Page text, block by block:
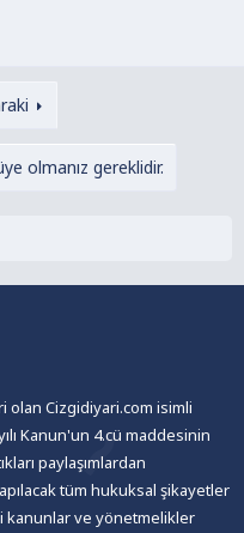
olmanız gereklidir.
olan Cizgidiyari.com isimli
Kanun'un 4.cü maddesinin
paylaşımlardan
tüm hukuksal şikayetler
kanunlar ve yönetmelikler